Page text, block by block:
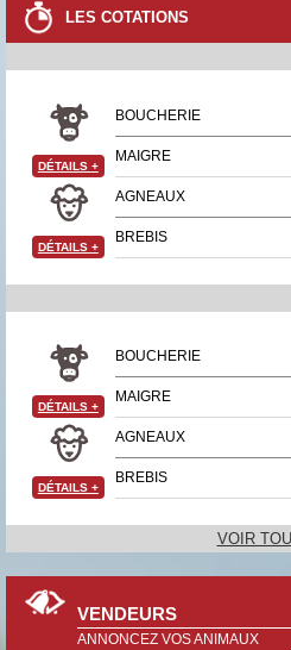
LES COTATIONS
BOUCHERIE
MAIGRE
DÉTAILS +
AGNEAUX
BREBIS
DÉTAILS +
BOUCHERIE
MAIGRE
DÉTAILS +
AGNEAUX
BREBIS
DÉTAILS +
VOIR
VENDEURS
ANNONCEZ VOS ANIMAUX